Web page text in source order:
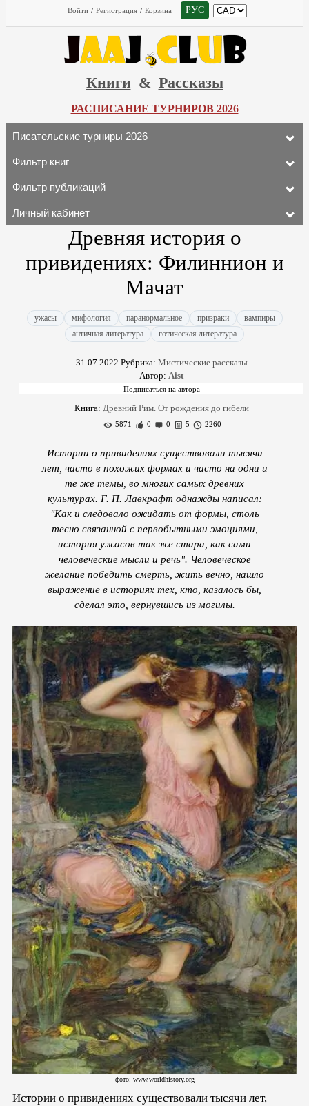
Войти / Регистрация / Корзина РУС
Книги & Рассказы
РАСПИСАНИЕ ТУРНИРОВ 2026
Писательские турниры 2026
Фильтр книг
Фильтр публикаций
Личный кабинет
Древняя история о
привидениях: Филиннион и
Мачат
ужасы мифология паранормальное призраки
вампиры
античная литература
готическая литература
31.07.2022 Рубрика: Мистические рассказы
Автор: Aist
Книга: Древний Рим. От рождения до гибели
5871 0 0 5 2260
Истории о привидениях существовали тысячи
лет, часто в похожих формах и часто на одни и
те же темы, во многих самых древних
культурах. Г. П. Лавкрафт однажды написал:
"Как и следовало ожидать от формы, столь
тесно связанной с первобытными эмоциями,
история ужасов так же стара, как сами
человеческие мысли и речь". Человеческое
желание победить смерть, жить вечно, нашло
выражение в историях тех, кто, казалось бы,
сделал это, вернувшись из могилы.
фото: www.worldhistory.org
Истории о привидениях существовали тысячи лет,